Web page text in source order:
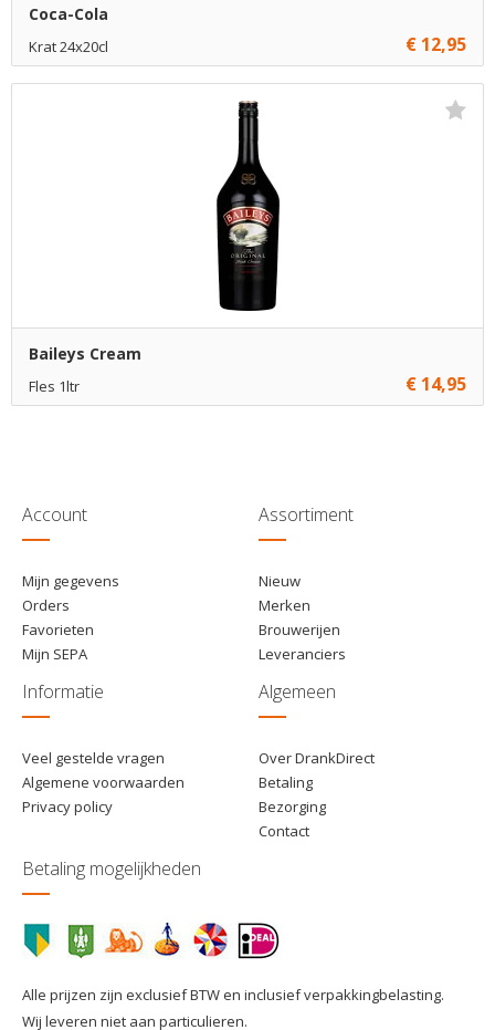
Coca-Cola
Krat 24x20cl € 12,95
Baileys Cream
Fles 1ltr € 14,95
Account
Mijn gegevens
Orders
Favorieten
Mijn SEPA
Assortiment
Nieuw
Merken
Brouwerijen
Leveranciers
Informatie
Veel gestelde vragen
Algemene voorwaarden
Privacy policy
Algemeen
Over DrankDirect
Betaling
Bezorging
Contact
Betaling mogelijkheden
Alle prijzen zijn exclusief BTW en inclusief verpakkingbelasting.
Wij leveren niet aan particulieren.